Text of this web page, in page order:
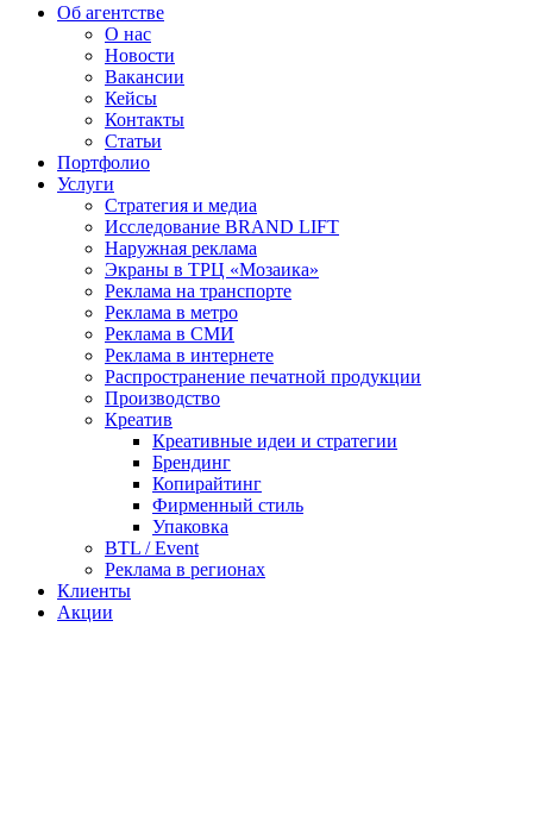
Об агентстве
О нас
Новости
Вакансии
Кейсы
Контакты
Статьи
Портфолио
Услуги
Стратегия и медиа
Исследование BRAND LIFT
Наружная реклама
Экраны в ТРЦ «Мозаика»
Реклама на транспорте
Реклама в метро
Реклама в СМИ
Реклама в интернете
Распространение печатной продукции
Производство
Креатив
Креативные идеи и стратегии
Брендинг
Копирайтинг
Фирменный стиль
Упаковка
BTL / Event
Реклама в регионах
Клиенты
Акции